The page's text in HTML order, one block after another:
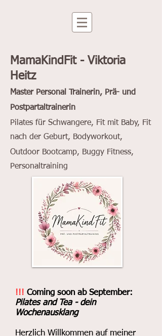
MamaKindFit - Viktoria
Heitz
Master Personal Trainerin, Prä- und
Postpartal trainerin
Pilates für Schwangere, Fit mit Baby, Fit
nach der Geburt, Bodyworkout,
Outdoor Bootcamp, Buggy Fitness,
Personaltraining
!!! Coming soon ab September:
Pilates and Tea - dein
Wochenausklang
Herzlich Willkommen auf meiner